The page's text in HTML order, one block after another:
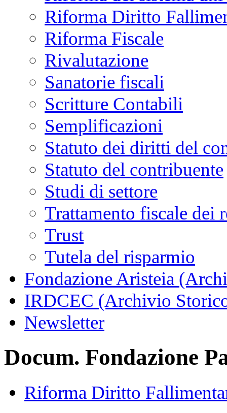
Riforma Diritto
Riforma Fiscale
Rivalutazione
Sanatorie fiscali
Scritture Contabili
Semplificazioni
Statuto dei diritti del
Statuto del contribuente
Studi di settore
Trattamento fiscale dei
Trust
Tutela del risparmio
Fondazione Aristeia
IRDCEC (Archivio
Newsletter
Docum. Fondazione
Riforma Diritto